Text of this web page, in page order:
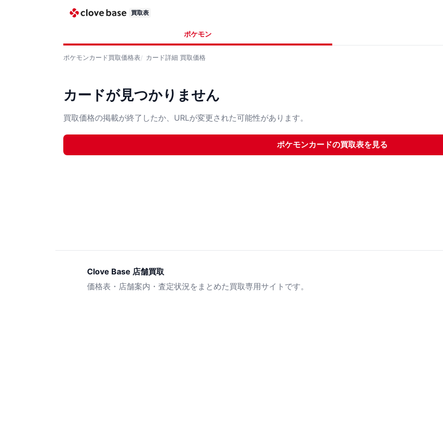
買取表
ポケモン
ポケモンカード買取価格表 カード詳細 買取価格
カードが見つかりません
買取価格の掲載が終了したか、URLが変更された可能性があります。
ポケモンカードの買取表を見る
Clove Base 店舗買取
価格表・店舗案内・査定状況をまとめた買取専用サイトです。